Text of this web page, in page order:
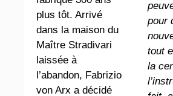
plus tôt. Arrivé
dans la maison du
Maître Stradivari
laissée à
l’abandon, Fabrizio
von Arx a décidé
pour
tout
la